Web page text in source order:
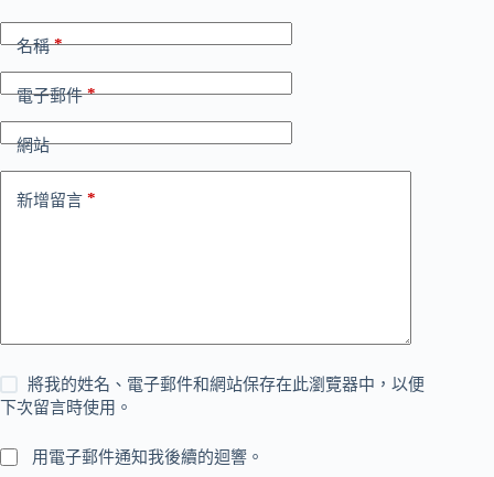
名稱*
電子郵件*
網站
新增留言 *
將我的姓名、電子郵件和網站保存在此瀏覽器中，以便
下次留言時使用。
用電子郵件通知我後續的迴響。